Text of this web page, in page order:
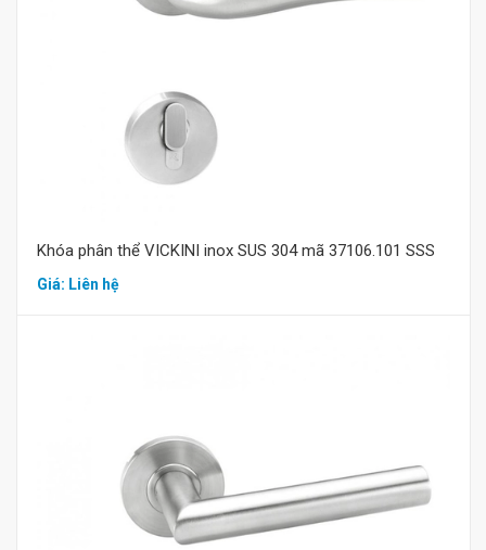
Mua hàng
Khóa phân thể VICKINI inox SUS 304 mã 37106.101 SSS
Giá: Liên hệ
Mua hàng